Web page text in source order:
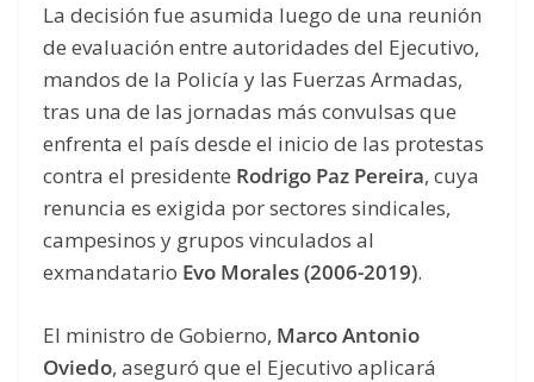
La decisión fue asumida luego de una reunión
de evaluación entre autoridades del Ejecutivo,
mandos de la Policía y las Fuerzas Armadas,
tras una de las jornadas más convulsas que
enfrenta el país desde el inicio de las protestas
contra el presidente Rodrigo Paz Pereira, cuya
renuncia es exigida por sectores sindicales,
campesinos y grupos vinculados al
exmandatario Evo Morales (2006-2019).
El ministro de Gobierno, Marco Antonio
Oviedo, aseguró que el Ejecutivo aplicará